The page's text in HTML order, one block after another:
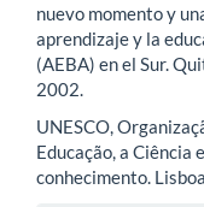
nuevo momento y
aprendizaje y la
(AEBA) en el Sur.
2002.
UNESCO,
Educação, a Ciência
conhecimento.